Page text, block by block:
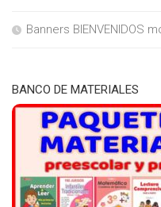
Banners BIENVENIDOS
BANCO DE MATERIALES